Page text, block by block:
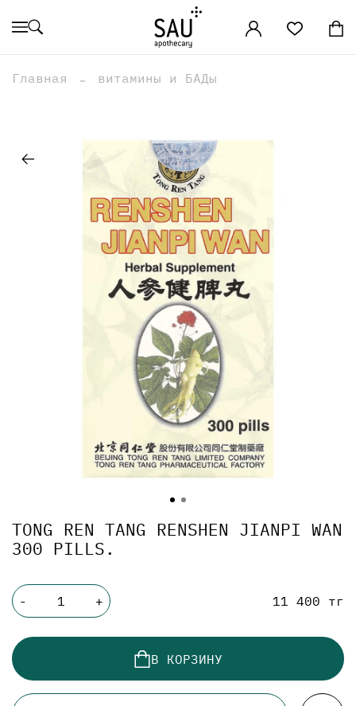
Главная витамины и БАДы
TONG REN TANG RENSHEN JIANPI WAN
300 PILLS.
- + 11 400 тг
В КОРЗИНУ